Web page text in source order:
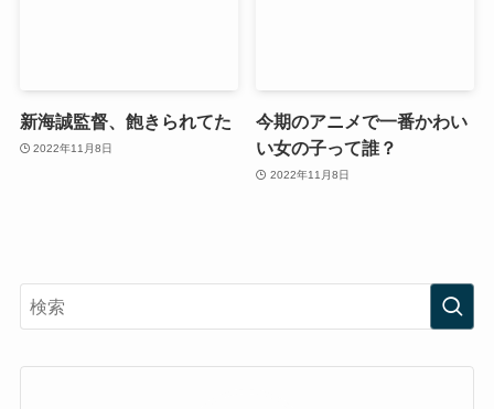
新海誠監督、飽きられてた
2022年11月8日
今期のアニメで一番かわい
い女の子って誰？
2022年11月8日